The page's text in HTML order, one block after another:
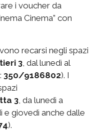
i voucher da
Cinema” con
recarsi negli spazi
3, dal lunedì al
350/9186802). I
3, da lunedì a
e giovedì anche dalle
).